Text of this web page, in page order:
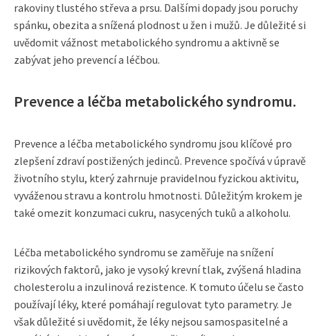
rakoviny tlustého střeva a prsu. Dalšími dopady jsou poruchy
spánku, obezita a snížená plodnost u žen i mužů. Je důležité si
uvědomit vážnost metabolického syndromu a aktivně se
zabývat jeho prevencí a léčbou.
Prevence a léčba metabolického syndromu.
Prevence a léčba metabolického syndromu jsou klíčové pro
zlepšení zdraví postižených jedinců. Prevence spočívá v úpravě
životního stylu, který zahrnuje pravidelnou fyzickou aktivitu,
vyváženou stravu a kontrolu hmotnosti. Důležitým krokem je
také omezit konzumaci cukru, nasycených tuků a alkoholu.
Léčba metabolického syndromu se zaměřuje na snížení
rizikových faktorů, jako je vysoký krevní tlak, zvýšená hladina
cholesterolu a inzulinová rezistence. K tomuto účelu se často
používají léky, které pomáhají regulovat tyto parametry. Je
však důležité si uvědomit, že léky nejsou samospasitelné a